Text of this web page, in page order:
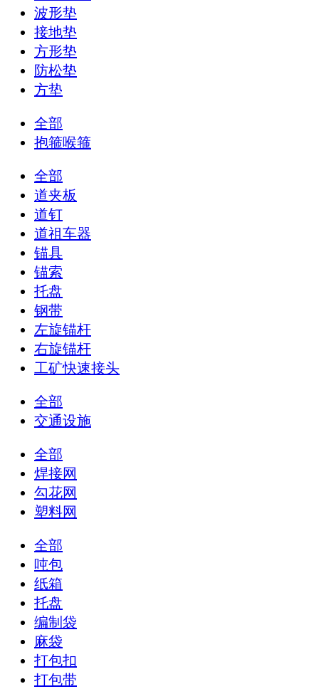
波形垫
接地垫
方形垫
防松垫
方垫
全部
抱箍喉箍
全部
道夹板
道钉
道祖车器
锚具
锚索
托盘
钢带
左旋锚杆
右旋锚杆
工矿快速接头
全部
交通设施
全部
焊接网
勾花网
塑料网
全部
吨包
纸箱
托盘
编制袋
麻袋
打包扣
打包带